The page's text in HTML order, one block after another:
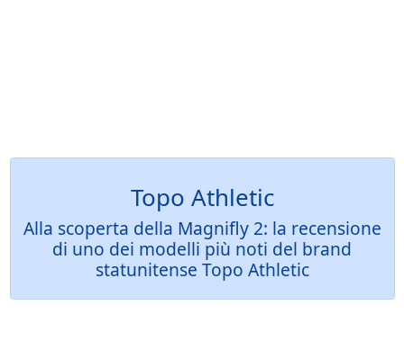
Topo Athletic
Alla scoperta della Magnifly 2: la recensione
di uno dei modelli più noti del brand
statunitense Topo Athletic